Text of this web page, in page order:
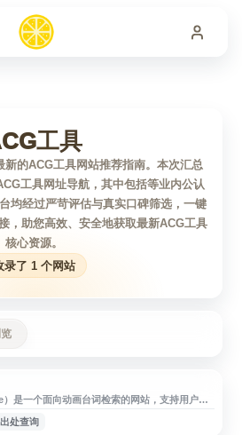
工具
新的ACG工具网站推荐指南。本次汇总
工具网址导航，其中包括等业内公认
均经过严苛评估与真实口碑筛选，一键
，助您高效、安全地获取最新ACG工具
核心资源。
录了 1 个网站
是一个面向动画台词检索的网站，支持用户按
合用于查找台词出处、整理字幕文本、回顾角色
。网站定位清晰，适合动漫爱好者、字幕整理者
处查询